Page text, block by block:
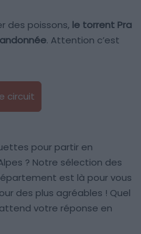
des poissons, le torrent Pra
. Attention c’est
circuit
pour partir en
? Notre sélection des
est là pour vous
des plus agréables ! Quel
votre réponse en